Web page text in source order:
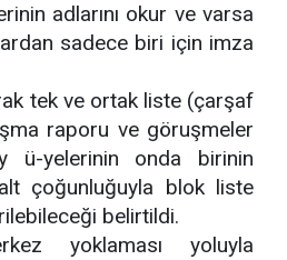
adlarını okur ve varsa
sadece biri için imza
tek ve ortak liste (çarşaf
raporu ve göruşmeler
ü-yelerinin onda birinin
çoğunluğuyla blok liste
belirtildi.
yoklaması yoluyla